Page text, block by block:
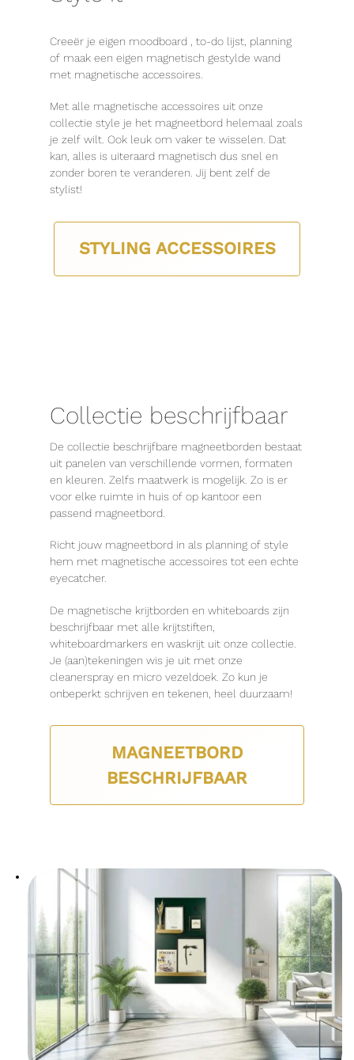
Creeër je eigen moodboard , to-do lijst, planning
of maak een eigen magnetisch gestylde wand
met magnetische accessoires.
Met alle magnetische accessoires uit onze
collectie style je het magneetbord helemaal zoals
je zelf wilt. Ook leuk om vaker te wisselen. Dat
kan, alles is uiteraard magnetisch dus snel en
zonder boren te veranderen. Jij bent zelf de
stylist!
STYLING ACCESSOIRES
Collectie beschrijfbaar
De collectie beschrijfbare magneetborden bestaat
uit panelen van verschillende vormen, formaten
en kleuren. Zelfs maatwerk is mogelijk. Zo is er
voor elke ruimte in huis of op kantoor een
passend magneetbord.
Richt jouw magneetbord in als planning of style
hem met magnetische accessoires tot een echte
eyecatcher.
De magnetische krijtborden en whiteboards zijn
beschrijfbaar met alle krijtstiften,
whiteboardmarkers en waskrijt uit onze collectie.
Je (aan)tekeningen wis je uit met onze
cleanerspray en micro vezeldoek. Zo kun je
onbeperkt schrijven en tekenen, heel duurzaam!
MAGNEETBORD
BESCHRIJFBAAR